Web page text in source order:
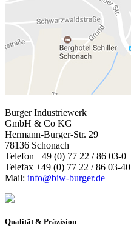
Burger Industriewerk
GmbH & Co KG
Hermann-Burger-Str. 29
78136 Schonach
Telefon +49 (0) 77 22 / 86 03-0
Telefax +49 (0) 77 22 / 86 03-40
Mail: info@biw-burger.de
Qualität & Präzision